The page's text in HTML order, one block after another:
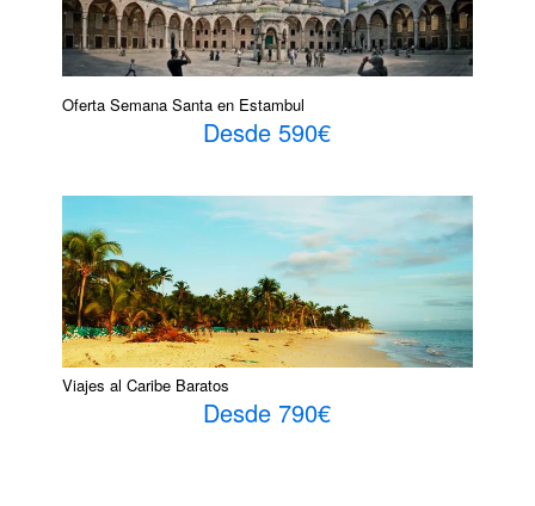
Oferta Semana Santa en Estambul
Desde 590€
Viajes al Caribe Baratos
Desde 790€